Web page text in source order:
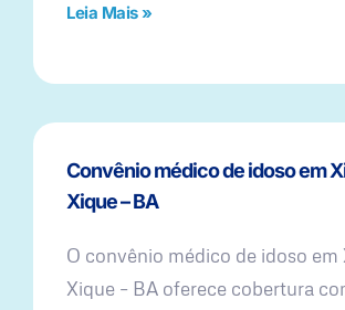
Leia Mais »
Convênio médico de idoso em
Xique – BA
O convênio médico de idoso em
Xique – BA oferece cobertura